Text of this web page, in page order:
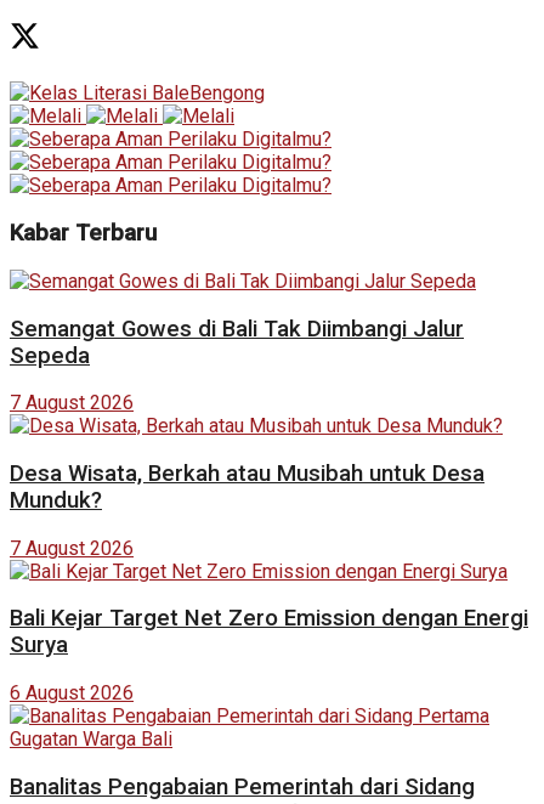
Kabar Terbaru
Semangat Gowes di Bali Tak Diimbangi Jalur
Sepeda
7 August 2026
Desa Wisata, Berkah atau Musibah untuk Desa
Munduk?
7 August 2026
Bali Kejar Target Net Zero Emission dengan Energi
Surya
6 August 2026
Banalitas Pengabaian Pemerintah dari Sidang